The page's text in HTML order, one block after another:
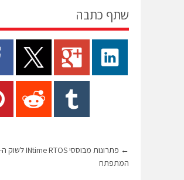
שתף כתבה
←
המתפתח